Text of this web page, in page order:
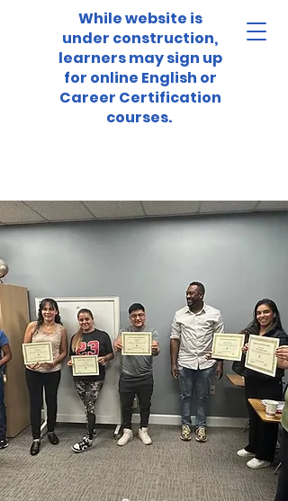
While website is
under construction,
learners may sign up
for online English or
Career Certification
courses.